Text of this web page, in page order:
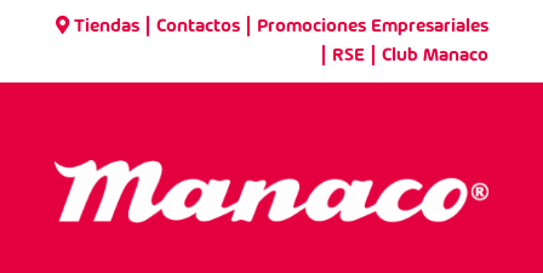
Tiendas |Contactos Promociones Empresariales
RSE |Club Manaco